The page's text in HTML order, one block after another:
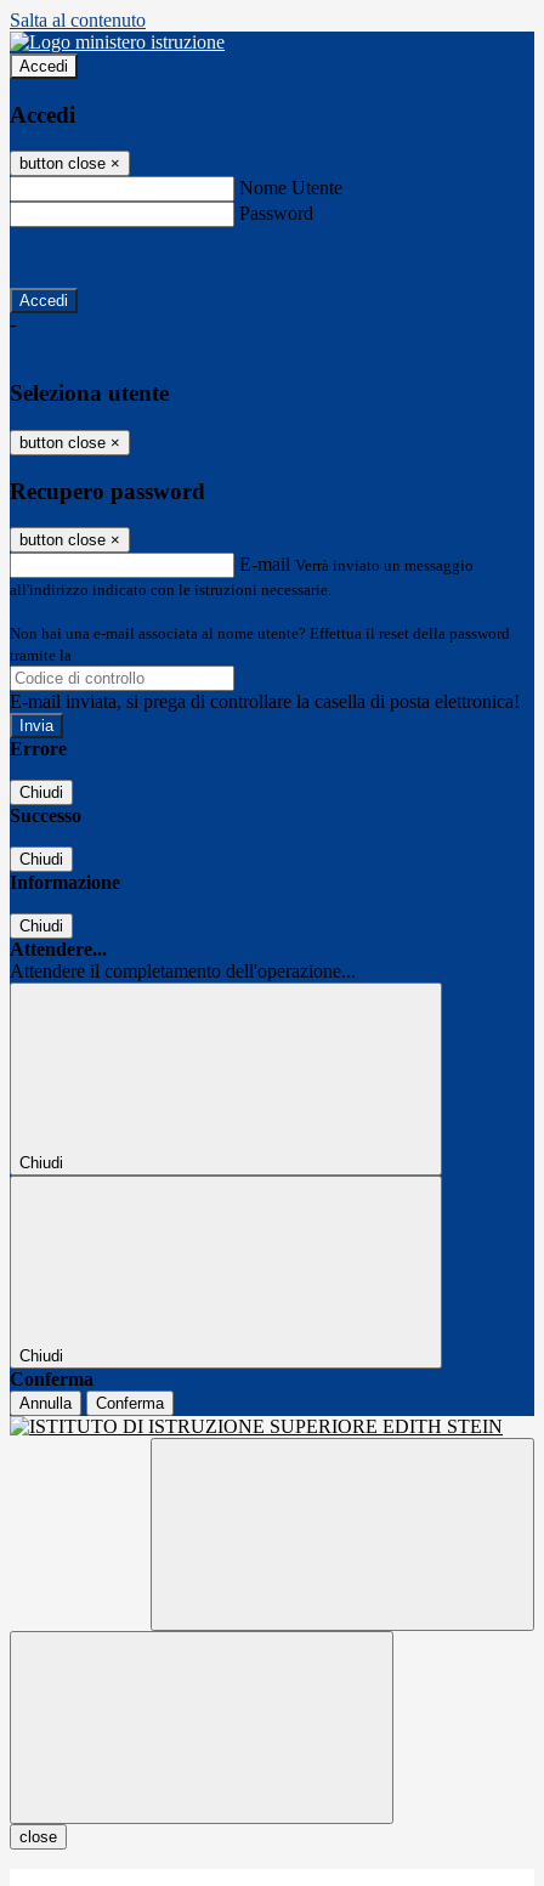
Salta al contenuto
Accedi
Accedi
button close ×
Nome Utente
Password
-
Seleziona utente
button close ×
Recupero password
button close ×
E-mail Verrà inviato un messaggio
all'indirizzo indicato con le istruzioni necessarie.
Non hai una e-mail associata al nome utente? Effettua il reset della password
tramite la
E-mail inviata, si prega di controllare la casella di posta elettronica!
Errore
Chiudi
Successo
Chiudi
Informazione
Chiudi
Attendere...
Attendere il completamento dell'operazione...
Chiudi
Chiudi
Conferma
Annulla Conferma
close